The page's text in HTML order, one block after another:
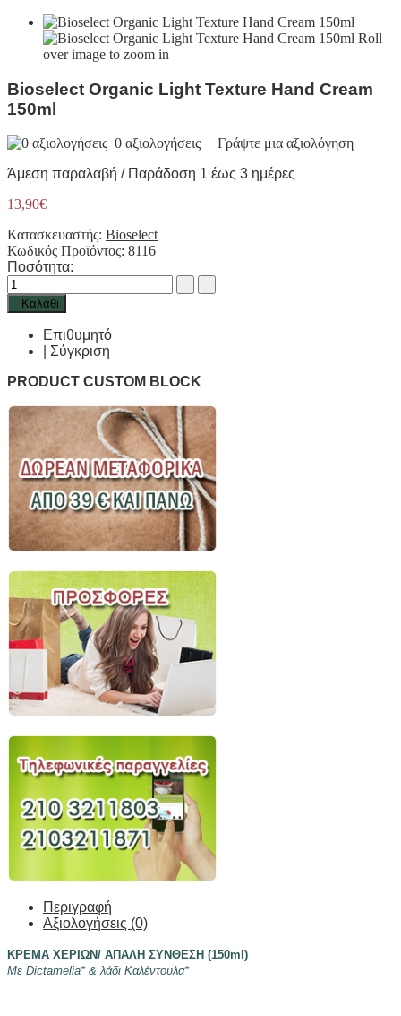
Roll
over image to zoom in
Bioselect Organic Light Texture Hand Cream
150ml
0 αξιολογήσεις | Γράψτε μια αξιολόγηση
Άμεση παραλαβή / Παράδοση 1 έως 3 ημέρες
13,90€
Κατασκευαστής: Bioselect
Κωδικός Προϊόντος: 8116
Ποσότητα:
Καλάθι
Επιθυμητό
Σύγκριση
PRODUCT CUSTOM BLOCK
Περιγραφή
Αξιολογήσεις (0)
ΚΡΕΜΑ ΧΕΡΙΩΝ/ ΑΠΑΛΗ ΣΥΝΘΕΣΗ (150ml)
Με Dictamelia* & λάδι Καλέντουλα*